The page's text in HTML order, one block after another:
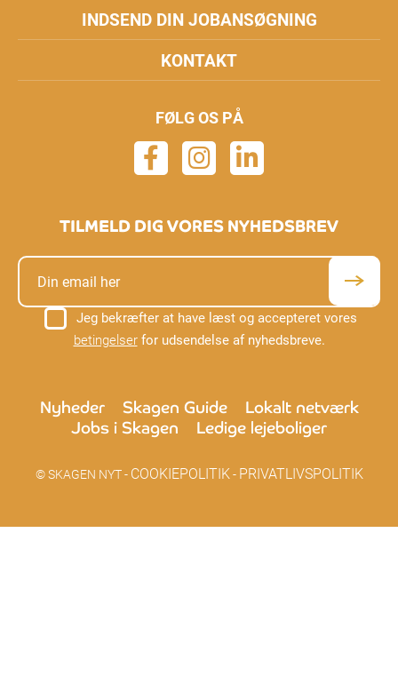
INDSEND DIN JOBANSØGNING
KONTAKT
FØLG OS PÅ
TILMELD DIG VORES NYHEDSBREV
Jeg bekræfter at have læst og accepteret vores
betingelserfor udsendelse af nyhedsbreve.
Nyheder Skagen Guide
Lokalt netværk
Jobs i Skagen
Ledige lejeboliger
© SKAGEN NYT - COOKIEPOLITIK- PRIVATLIVSPOLITIK